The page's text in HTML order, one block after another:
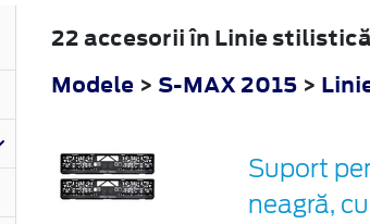
22 accesorii în Linie
Modele > S-MAX 2015 >
Suport
neagră,